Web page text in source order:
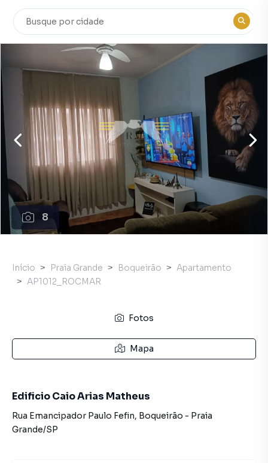
8
Início Praia Grande Boqueirão
Apartamento
AP1012_ROCMAR
Fotos
Mapa
Edificio Caio Arias Matheus
Rua Emancipador Paulo Fefin, Boqueirão - Praia
Grande/SP